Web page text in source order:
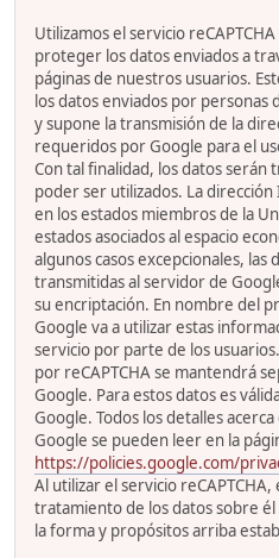
Utilizamos el servicio
proteger los datos enviados a
páginas de nuestros usuarios.
los datos enviados por personas
y supone la transmisión de la
requeridos por Google para el
Con tal finalidad, los datos serán
poder ser utilizados. La
en los estados miembros de la
estados asociados al espacio
algunos casos excepcionales, las
transmitidas al servidor de
su encriptación. En nombre del
Google va a utilizar estas
servicio por parte de los
por reCAPTCHA se mantendrá
Google. Para estos datos es
Google. Todos los detalles
Google se pueden leer en la
https://policies.google.com/
Al utilizar el servicio
tratamiento de los datos sobre
la forma y propósitos arriba